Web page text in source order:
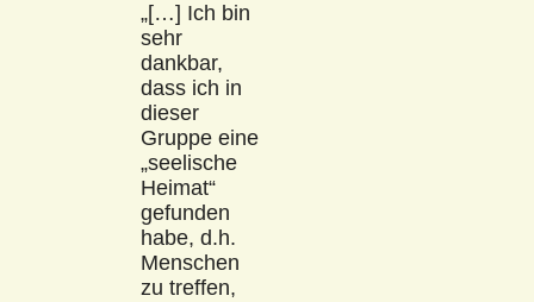
„[…] Ich bin
sehr
dankbar,
dass ich in
dieser
Gruppe eine
„seelische
Heimat“
gefunden
habe, d.h.
Menschen
zu treffen,